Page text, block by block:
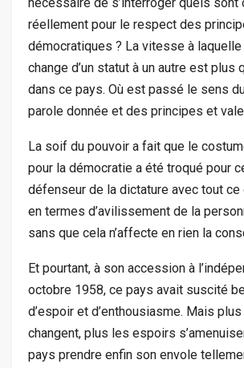
réellement pour le respect des
démocratiques ? La vitesse à
change d’un statut à un autre est plus
dans ce pays. Où est passé le sens
parole donnée et des principes et
La soif du pouvoir a fait que le
pour la démocratie a été troqué pour
défenseur de la dictature avec tout ce
en termes d’avilissement de la
sans que cela n’affecte en rien la
Et pourtant, à son accession à
octobre 1958, ce pays avait suscité
d’espoir et d’enthousiasme. Mais
changent, plus les espoirs
pays prendre enfin son envole